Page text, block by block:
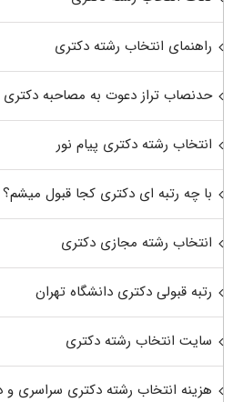
راهنمای انتخاب رشته دکتری
حدنصاب تراز دعوت به مصاحبه دکتری
انتخاب رشته دکتری پیام نور
با چه رتبه ای دکتری کجا قبول میشم؟
انتخاب رشته مجازی دکتری
رتبه قبولی دکتری دانشگاه تهران
سایت انتخاب رشته دکتری
هزینه انتخاب رشته دکتری سراسری و